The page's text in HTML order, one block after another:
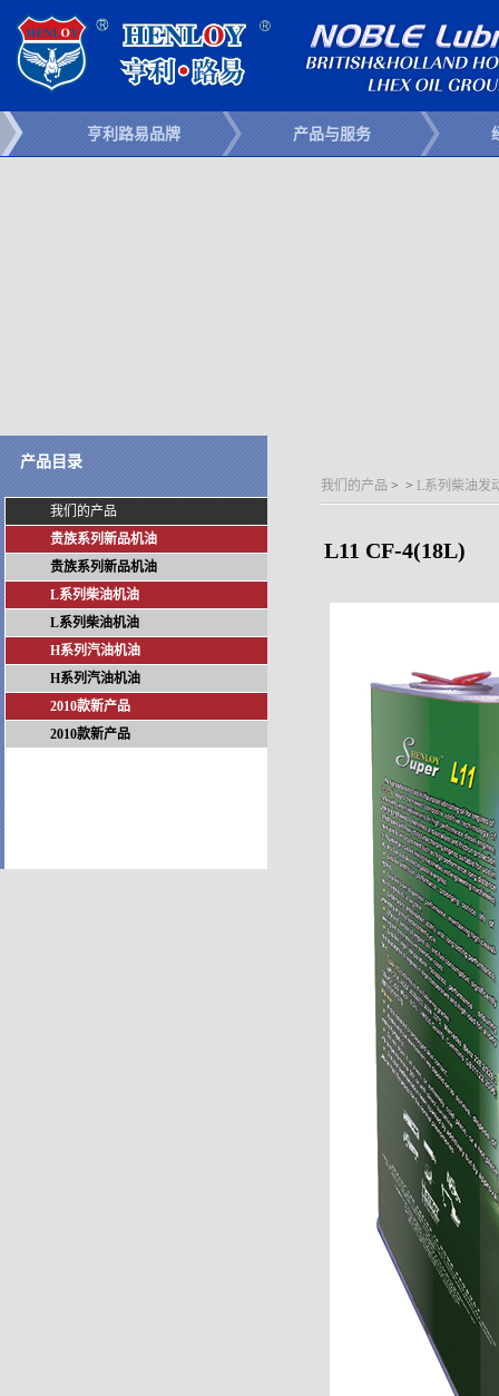
亨利路易品牌 产品与服务
产品目录
我们的产品
贵族系列新品机油
贵族系列新品机油
L系列柴油机油
L系列柴油机油
H系列汽油机油
H系列汽油机油
2010款新产品
2010款新产品
我们的产品 > > L系列柴油发
L11 CF-4(18L)